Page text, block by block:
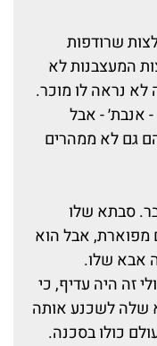
שרודפות
המעצבנות לא
לא נראה לו מוכר.
אנבת׳ - אבל
גם לא ממהרים
סבתא שלו
מפוארת, אבל הוא
אבא שלו.
זה היה עדיף, כי
שלה לשכנע אותה
כולו בסכנה.